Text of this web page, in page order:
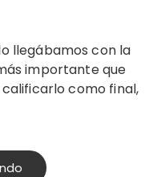
llegábamos con la
importante que
como final,